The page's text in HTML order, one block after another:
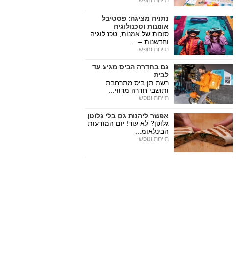
נתניה מציגה: פסטיבל
אומנות וטכנולוגיה
סוכות של אמנות, טכנולוגיה
וחדשנות –...
תיירות ונופש
גם בחדרה הביס מגיע עד
לבית
רשת תן ביס מתרחבת
ותושבי חדרה מרווי...
תיירות ונופש
אפשר ליהנות גם בלי גלוטן
גלוטן? לא עוד! יום המודעות
הבינלאומ...
תיירות ונופש